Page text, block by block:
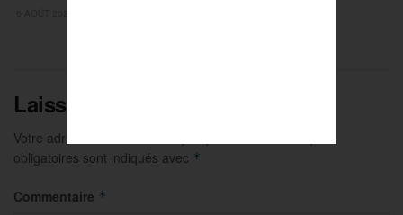
Laisser un commentaire
Votre adresse e-mail ne sera pas publiée.
obligatoires sont indiqués avec *
Commentaire *